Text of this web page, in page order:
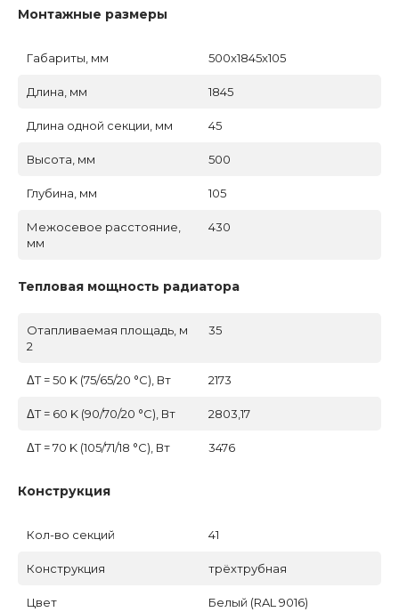
Монтажные размеры
Габариты, мм 500x1845x105
Длина, мм 1845
Длина одной секции, мм 45
Высота, мм 500
Глубина, мм 105
Межосевое расстояние,
мм
430
Тепловая мощность радиатора
Отапливаемая площадь, м
2
35
ΔT = 50 K (75/65/20 °C), Вт 2173
ΔT = 60 K (90/70/20 °C), Вт 2803,17
ΔT = 70 K (105/71/18 °C), Вт 3476
Конструкция
Кол-во секций 41
Конструкция трёхтрубная
Цвет Белый (RAL 9016)